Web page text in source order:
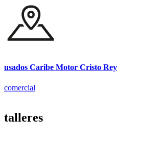
usados Caribe Motor Cristo Rey
comercial
talleres